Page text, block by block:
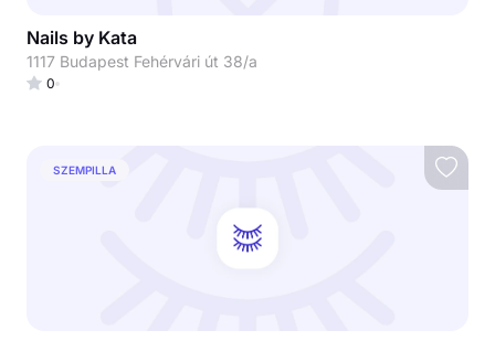
Nails by Kata
1117 Budapest Fehérvári út 38/a
0
SZEMPILLA